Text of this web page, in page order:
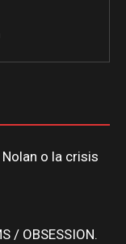
Nolan o la crisis
/ OBSESSION.